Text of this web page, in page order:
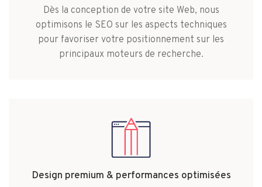
Dès la conception de votre site Web, nous
optimisons le SEO sur les aspects techniques
pour favoriser votre positionnement sur les
principaux moteurs de recherche.
Design premium & performances optimisées